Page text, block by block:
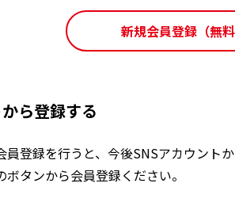
新規会員登録（無料
ら登録する
登録を行うと、今後SNSアカウント
タンから会員登録ください。